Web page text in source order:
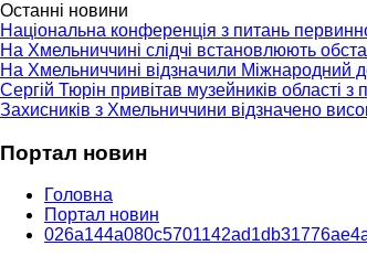
Останні новини
Національна конференція з питань
На Хмельниччині слідчі встановлюють
На Хмельниччині відзначили Міжнародний
Сергій Тюрін привітав музейників області
Захисників з Хмельниччини відзначено
Портал новин
Головна
Портал новин